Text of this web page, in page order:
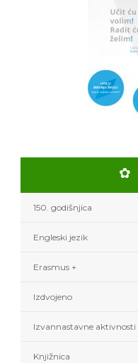
150. godišnjica
Engleski jezik
Erasmus +
Izdvojeno
Izvannastavne aktivnosti
Knjižnica